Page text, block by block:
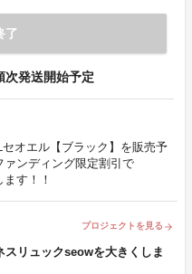
了
次発送開始予定
オエル【ブラック】を販売予
ァンディング限定割引で
す！！
プロジェクトを見る arrow_forward
スリュックseowを大きくしま